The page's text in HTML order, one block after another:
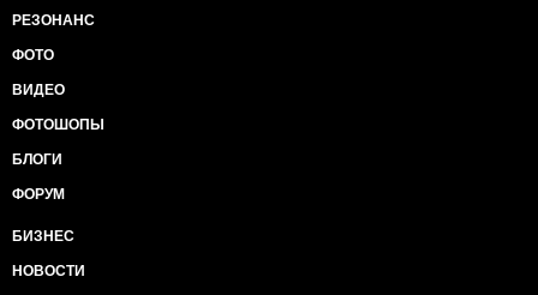
РЕЗОНАНС
ФОТО
ВИДЕО
ФОТОШОПЫ
БЛОГИ
ФОРУМ
БИЗНЕС
НОВОСТИ